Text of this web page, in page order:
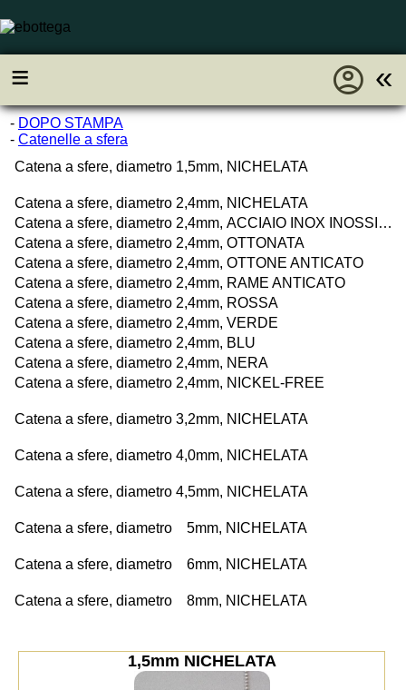
≡ «
account_circle
- DOPO STAMPA
- Catenelle a sfera
Catena a sfere, diametro 1,5mm, NICHELATA
Catena a sfere, diametro 2,4mm, NICHELATA
Catena a sfere, diametro 2,4mm, ACCIAIO INOX INOSSIDABILE
Catena a sfere, diametro 2,4mm, OTTONATA
Catena a sfere, diametro 2,4mm, OTTONE ANTICATO
Catena a sfere, diametro 2,4mm, RAME ANTICATO
Catena a sfere, diametro 2,4mm, ROSSA
Catena a sfere, diametro 2,4mm, VERDE
Catena a sfere, diametro 2,4mm, BLU
Catena a sfere, diametro 2,4mm, NERA
Catena a sfere, diametro 2,4mm, NICKEL-FREE
Catena a sfere, diametro 3,2mm, NICHELATA
Catena a sfere, diametro 4,0mm, NICHELATA
Catena a sfere, diametro 4,5mm, NICHELATA
Catena a sfere, diametro 5mm, NICHELATA
Catena a sfere, diametro 6mm, NICHELATA
Catena a sfere, diametro 8mm, NICHELATA
1,5mm NICHELATA